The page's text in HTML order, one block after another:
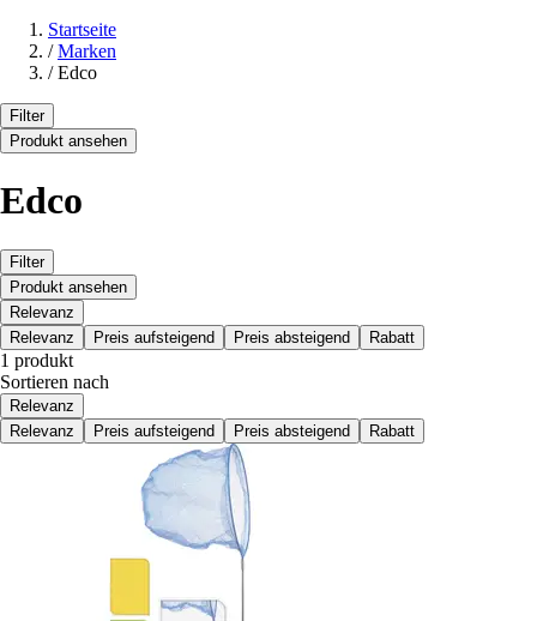
Startseite
/ Marken
/ Edco
Filter
Produkt ansehen
Edco
Filter
Produkt ansehen
Relevanz
Relevanz
Preis aufsteigend Preis absteigend Rabatt
1 produkt
Sortieren nach
Relevanz
Relevanz
Preis aufsteigend Preis absteigend Rabatt